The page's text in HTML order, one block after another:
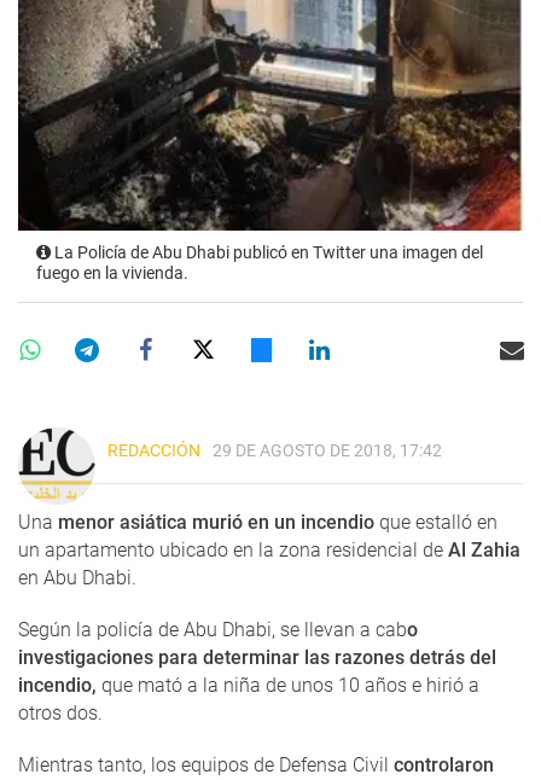
La Policía de Abu Dhabi publicó en Twitter una imagen del
fuego en la vivienda.
REDACCIÓN 29 DE AGOSTO DE 2018, 17:42
Una menor asiática murió en un incendio que estalló en
un apartamento ubicado en la zona residencial de Al Zahia
en Abu Dhabi.
Según la policía de Abu Dhabi, se llevan a cabo
investigaciones para determinar las razones detrás del
incendio, que mató a la niña de unos 10 años e hirió a
otros dos.
Mientras tanto, los equipos de Defensa Civil controlaron